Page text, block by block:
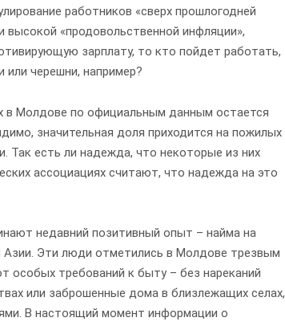
работников «сверх прошлогодней
высокой «продовольственной инфляции»,
зарплату, то кто пойдет работать,
или черешни, например?
в Молдове по официальным данным остается
значительная доля приходится на пожилых
Так есть ли надежда, что некоторые из них
ассоциациях считают, что надежда на это
недавний позитивный опыт – найма на
Эти люди отметились в Молдове трезвым
особых требований к быту – без нареканий
или заброшенные дома в близлежащих селах,
В настоящий момент информации о